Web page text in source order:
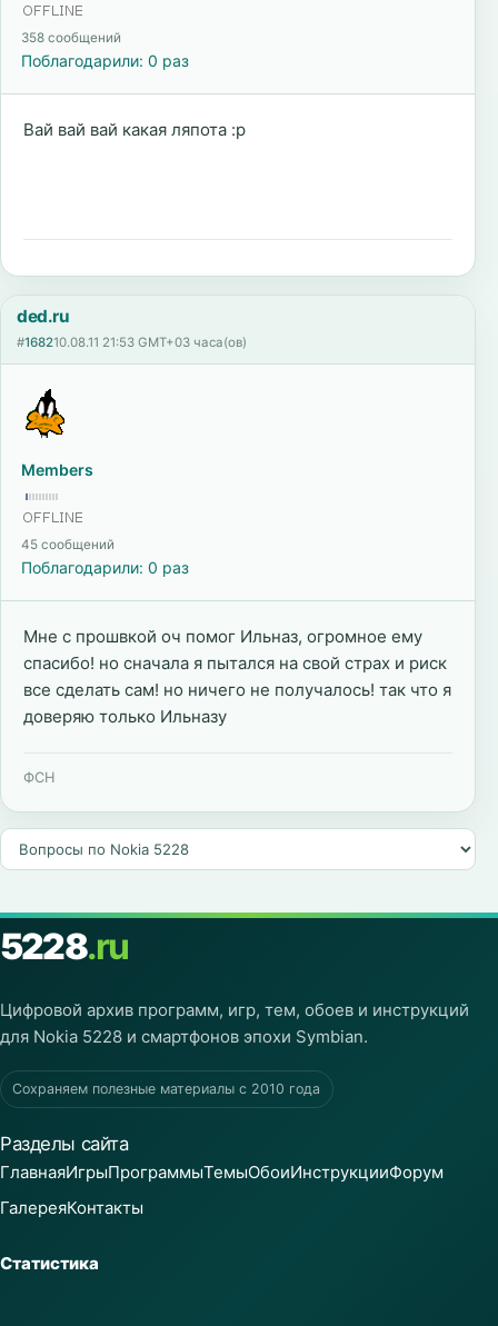
358 сообщений
Поблагодарили: 0 раз
Вай вай вай какая ляпота :p
ded.ru
#168210.08.11 21:53 GMT+03 часа(ов)
Members
45 сообщений
Поблагодарили: 0 раз
Мне с прошвкой оч помог Ильназ, огромное ему
спасибо! но сначала я пытался на свой страх и риск
все сделать сам! но ничего не получалось! так что я
доверяю только Ильназу
ФСН
5228.ru
Цифровой архив программ, игр, тем, обоев и инструкций
для Nokia 5228 и смартфонов эпохи Symbian.
Сохраняем полезные материалы с 2010 года
Разделы сайта
ГлавнаяИгрыПрограммыТемыОбоиИнструкцииФорум
ГалереяКонтакты
Статистика